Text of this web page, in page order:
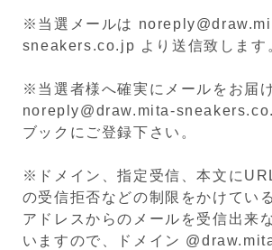
※当選メールは
sneakers.co.jp より送信致します
※当選者様へ確実にメールをお届
noreply@draw.mita-
ブックにご登録下さい。
※ドメイン、指定受信、本文に
の受信拒否などの制限をかけてい
アドレスからのメールを受信出来
いますので、ドメイン